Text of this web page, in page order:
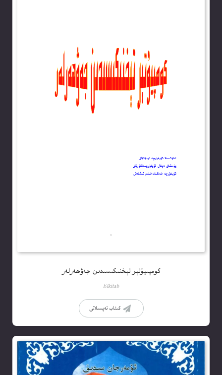
كومپىيۇتېر تېخنىكىسىدىن جەۋھەرلەر
Elkitab
كىتاب تەپسىلاتى